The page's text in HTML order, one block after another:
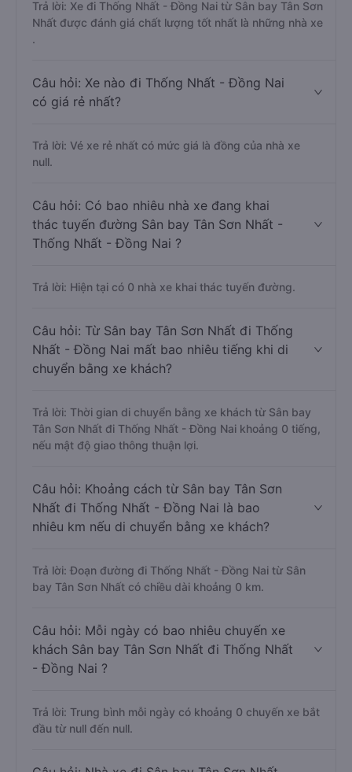
Trả lời: Xe đi Thống Nhất - Đồng Nai từ Sân bay Tân Sơn
Nhất được đánh giá chất lượng tốt nhất là những nhà xe
.
Câu hỏi: Xe nào đi Thống Nhất - Đồng Nai
có giá rẻ nhất?
Trả lời: Vé xe rẻ nhất có mức giá là đồng của nhà xe
null.
Câu hỏi: Có bao nhiêu nhà xe đang khai
thác tuyến đường Sân bay Tân Sơn Nhất -
Thống Nhất - Đồng Nai ?
Trả lời: Hiện tại có 0 nhà xe khai thác tuyến đường.
Câu hỏi: Từ Sân bay Tân Sơn Nhất đi Thống
Nhất - Đồng Nai mất bao nhiêu tiếng khi di
chuyển bằng xe khách?
Trả lời: Thời gian di chuyển bằng xe khách từ Sân bay
Tân Sơn Nhất đi Thống Nhất - Đồng Nai khoảng 0 tiếng,
nếu mật độ giao thông thuận lợi.
Câu hỏi: Khoảng cách từ Sân bay Tân Sơn
Nhất đi Thống Nhất - Đồng Nai là bao
nhiêu km nếu di chuyển bằng xe khách?
Trả lời: Đoạn đường đi Thống Nhất - Đồng Nai từ Sân
bay Tân Sơn Nhất có chiều dài khoảng 0 km.
Câu hỏi: Mỗi ngày có bao nhiêu chuyến xe
khách Sân bay Tân Sơn Nhất đi Thống Nhất
- Đồng Nai ?
Trả lời: Trung bình mỗi ngày có khoảng 0 chuyến xe bắt
đầu từ null đến null.